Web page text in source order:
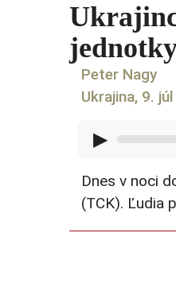
Peter Nagy
Ukrajina, 9.
▶
Dnes v noci
(TCK). Ľudia